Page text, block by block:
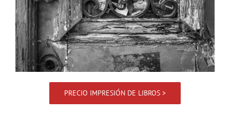
PRECIO IMPRESIÓN DE LIBROS >